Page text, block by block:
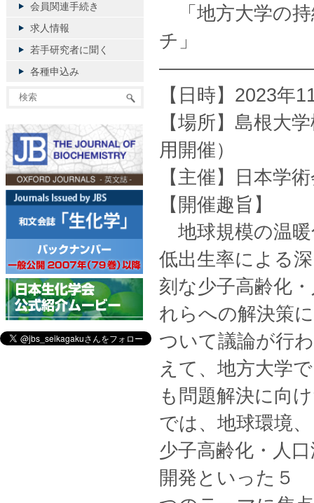
「地方大学の持
チ」
【日時】2023年
【場所】島根大
用開催）
【主催】日本学
【開催趣旨】
地球規模の温暖
低出生率による深
刻な少子高齢化
れらへの解決策に
ついて議論が行
えて、地方大学で
も問題解決に向
では、地球環境、
少子高齢化・人
開発といった５
会員関連手続き
求人情報
若手研究者に聞く
各種申込み